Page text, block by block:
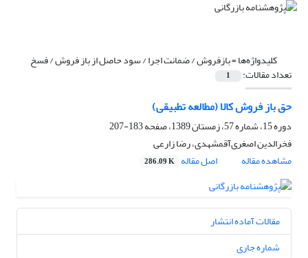
کلیدواژه‌ها =بازفروش / ضمانت اجرا / سود حاصل از باز فروش / فسخ
تعداد مقالات: 1
حق باز فروش کالا (مطالعه تطبیقی)
دوره 15، شماره 57، زمستان 1389، صفحه
183-207
فخرالدین اصغری‌آقمشهدی، رضا زارعی
مشاهده مقاله
اصل مقاله 286.09 K
مقالات آماده انتشار
شماره جاری